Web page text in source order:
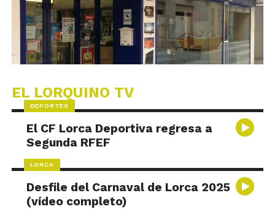
EL LORQUINO TV
DEPORTES
El CF Lorca Deportiva regresa a
Segunda RFEF
LORCA
Desfile del Carnaval de Lorca 2025
(vídeo completo)